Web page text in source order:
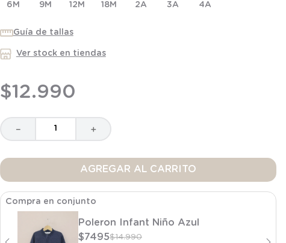
6M 9M 12M 18M 2A 3A 4A
Guía de tallas
Ver stock en tiendas
$12.990
＋
－
AGREGAR AL CARRITO
Compra en conjunto
Poleron Infant Niño Azul
$7495$14.990